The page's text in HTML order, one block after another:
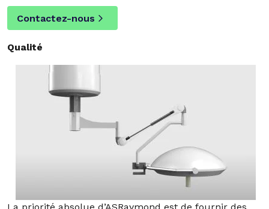
Contactez-nous
Qualité